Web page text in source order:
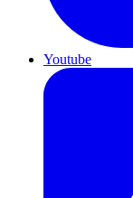
Youtube